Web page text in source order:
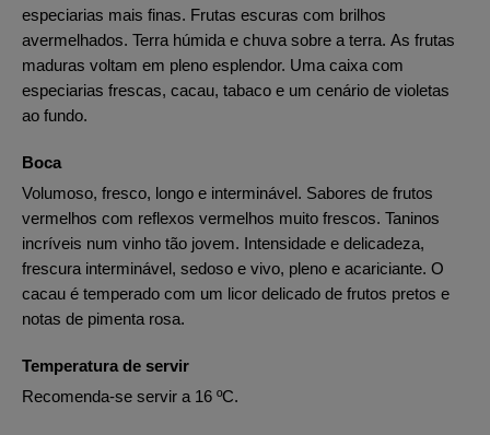
especiarias mais finas. Frutas escuras com brilhos
avermelhados. Terra húmida e chuva sobre a terra. As frutas
maduras voltam em pleno esplendor. Uma caixa com
especiarias frescas, cacau, tabaco e um cenário de violetas
ao fundo.
Boca
Volumoso, fresco, longo e interminável. Sabores de frutos
vermelhos com reflexos vermelhos muito frescos. Taninos
incríveis num vinho tão jovem. Intensidade e delicadeza,
frescura interminável, sedoso e vivo, pleno e acariciante. O
cacau é temperado com um licor delicado de frutos pretos e
notas de pimenta rosa.
Temperatura de servir
Recomenda-se servir a 16 ºC.